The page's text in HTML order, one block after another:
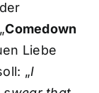
Comedown
Liebe
„I